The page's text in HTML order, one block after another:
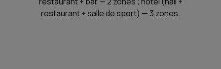
restaurant + salle de sport) — 3 zones.